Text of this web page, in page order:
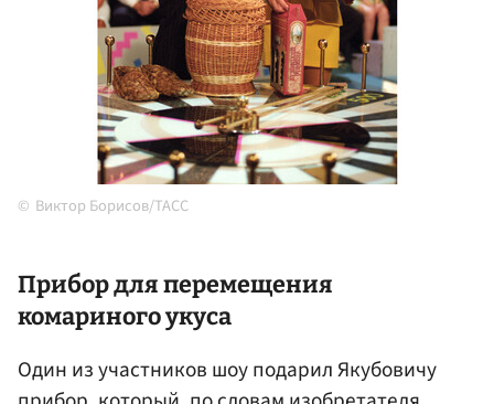
Виктор Борисов/ТАСС
Прибор для перемещения
комариного укуса
Один из участников шоу подарил Якубовичу